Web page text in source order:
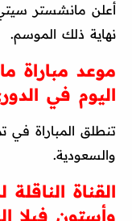
أعلن مانشستر
نهاية ذلك الموسم.
موعد مباراة
اليوم في
والسعودية.
القناة
وأستون فيلا